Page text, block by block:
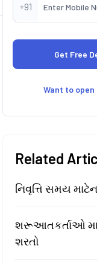
+91
Want to open
Related
નિવૃત્તિ સમય
શરૂઆતકર્તાઓ માટે
શરતો